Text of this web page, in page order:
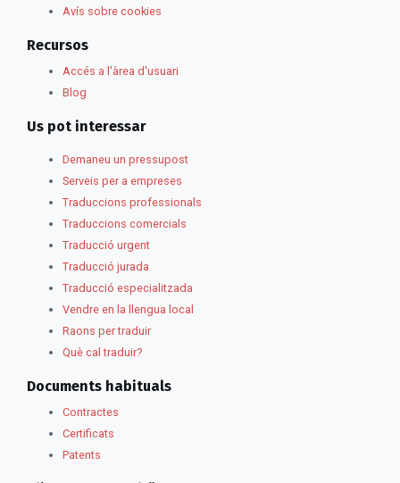
Avís sobre cookies
Recursos
Accés a l'àrea d'usuari
Blog
Us pot interessar
Demaneu un pressupost
Serveis per a empreses
Traduccions professionals
Traduccions comercials
Traducció urgent
Traducció jurada
Traducció especialitzada
Vendre en la llengua local
Raons per traduir
Què cal traduir?
Documents habituals
Contractes
Certificats
Patents